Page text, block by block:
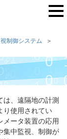
制御システム
、遠隔地の計測
り使用されてい
メータ装置の応用
集中監視、制御が